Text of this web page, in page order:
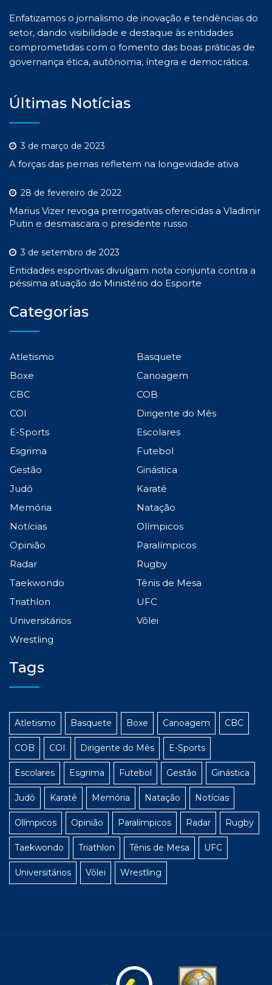
Enfatizamos o jornalismo de inovação e tendências do
setor, dando visibilidade e destaque às entidades
comprometidas com o fomento das boas práticas de
governança ética, autônoma, íntegra e democrática.
Últimas Notícias
3 de março de 2023
A forças das pernas refletem na longevidade ativa
28 de fevereiro de 2022
Marius Vizer revoga prerrogativas oferecidas a Vladimir
Putin e desmascara o presidente russo
3 de setembro de 2023
Entidades esportivas divulgam nota conjunta contra a
péssima atuação do Ministério do Esporte
Categorias
Atletismo
Basquete
Boxe
Canoagem
CBC
COB
COI
Dirigente do Mês
E-Sports
Escolares
Esgrima
Futebol
Gestão
Ginástica
Judô
Karatê
Memória
Natação
Notícias
Olímpicos
Opinião
Paralímpicos
Radar
Rugby
Taekwondo
Tênis de Mesa
Triathlon
UFC
Universitários
Vôlei
Wrestling
Tags
Atletismo Basquete Boxe Canoagem CBC
COB COI Dirigente do Mês E-Sports
Escolares Esgrima Futebol Gestão Ginástica
Judô Karatê Memória Natação Notícias
Olímpicos Opinião Paralímpicos Radar Rugby
Taekwondo Triathlon Tênis de Mesa UFC
Universitários Vôlei Wrestling